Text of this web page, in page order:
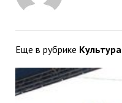
Еще в рубрике Культура